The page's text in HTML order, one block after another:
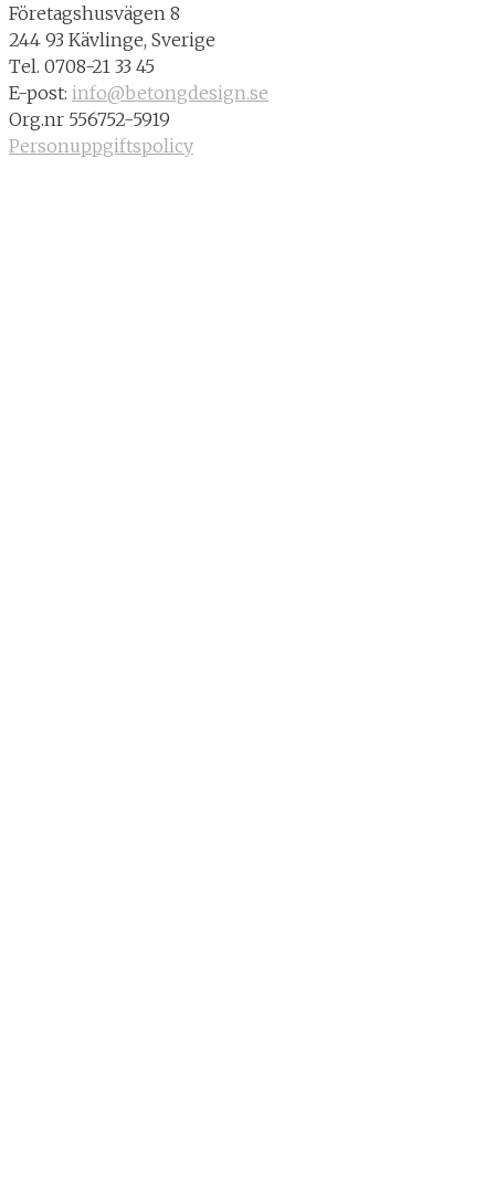
Företagshusvägen 8
244 93 Kävlinge, Sverige
Tel. 0708-21 33 45
E-post: info@betongdesign.se
Org.nr 556752-5919
Personuppgiftspolicy